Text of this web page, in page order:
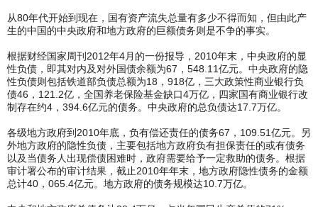
从80年代开始到现在，国有资产流失总量有多少不得而知，但由此产
生的中国的中央政府和地方政府的巨额债务则是不争的事实。
根据财经国家周刊2012年4月的一份报导，2010年末，中央政府的显
性负债，即其对内及对外国债余额为67，548.11亿元。中央政府的隐
性负债则包括铁道部负债总额为18，918亿，三大政策性商业银行负
债46，121.2亿，全国养老保险基金缺口4万亿，四家国有商业银行改
制存在约4，394.6亿元的债务。中央政府的总负债达17.7万亿。
各级地方政府到2010年底，负有偿还责任的债务67，109.51亿元。另
外地方政府的隐性负债，主要包括地方政府负有担保责任的或有债务
以及当债务人出现偿债困难时，政府需要给予一定救助的债务。根据
审计署公布的审计结果，截止2010年年末，地方政府隐性债务的金额
总计40，065.4亿元。地方政府的债务规模达10.7万亿。